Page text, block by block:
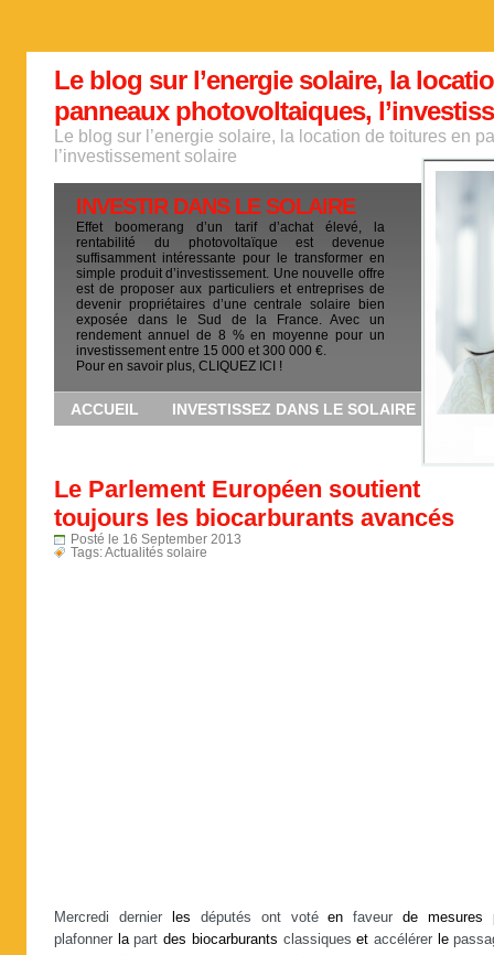
Le blog sur l’energie solaire, la
panneaux photovoltaiques,
Le blog sur l’energie solaire, la location de toitures en
l’investissement solaire
INVESTIR DANS LE SOLAIRE
Effet boomerang d’un tarif d’achat élevé, la
rentabilité du photovoltaïque est devenue
suffisamment intéressante pour le transformer en
simple produit d’investissement. Une nouvelle offre
est de proposer aux particuliers et entreprises de
devenir propriétaires d’une centrale solaire bien
exposée dans le Sud de la France. Avec un
rendement annuel de 8 % en moyenne pour un
investissement entre 15 000 et 300 000 €.
Pour en savoir plus, CLIQUEZ ICI !
ACCUEIL INVESTISSEZ DANS LE SOLAIRE
Le Parlement Européen soutient
toujours les biocarburants avancés
Posté le 16 September 2013
Tags:Actualités solaire
Mercredi dernier les députés ont votéen faveurde mesures
plafonner lapartdes biocarburants classiqueset accélérer le